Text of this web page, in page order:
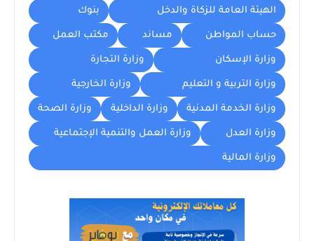
الهيئة العامة للزكاة والدخل بنوك
حساب المواطن مساند مكتب العمل
وزارة الإسكان وزارة التجارة
وزارة التربية و التعليم وزارة الخارجية
وزارة الخدمة المدنية وزارة الداخلية وزارة الصحة
وزارة العدل وزارة العمل والتنمية الإجتماعية
وزارة المالية